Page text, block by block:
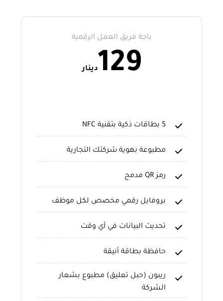
باجة فريق العمل الرقمية
129دينار
5 بطاقات ذكية بتقنية NFC
مطبوعة بهوية شركتك التجارية
رمز QR مدمج
بروفايل رقمي مخصص لكل موظف
تحديث البيانات في أي وقت
حافظة بطاقة أنيقة
ريبون (حبل تعليق) مطبوع بشعار
الشركة